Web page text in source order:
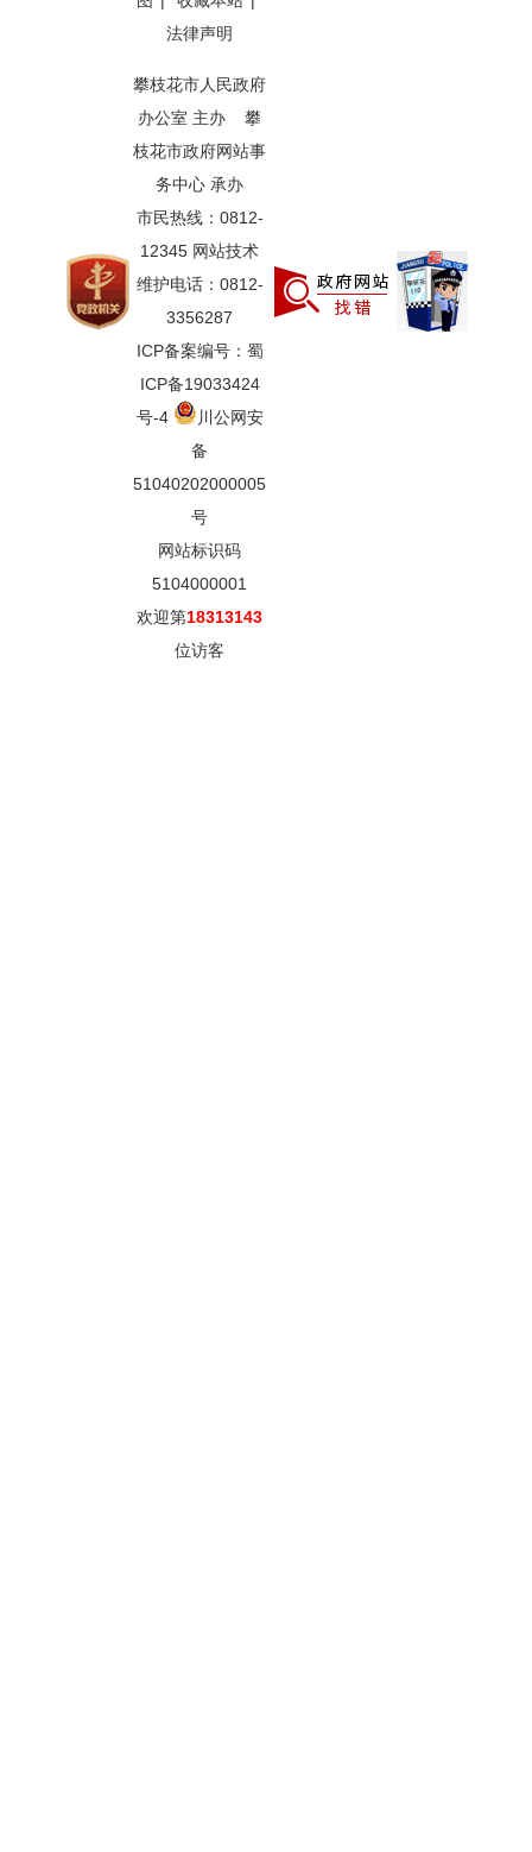
法律声明
攀枝花市人民政府
办公室 主办 攀
枝花市政府网站事
务中心 承办
市民热线：0812-
12345 网站技术
维护电话：0812-
3356287
ICP备案编号：蜀
ICP备19033424
号-4
川公网安
备
51040202000005
号
网站标识码
5104000001
欢迎第18313143
位访客